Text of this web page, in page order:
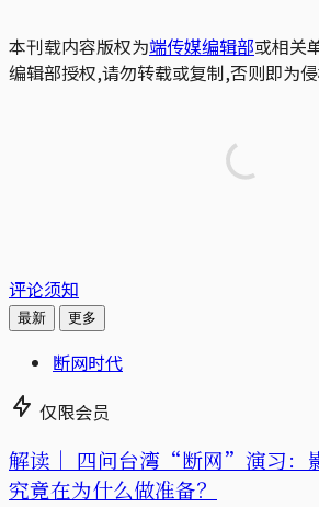
本刊载内容版权为端传媒编辑部或相关
编辑部授权,请勿转载或复制,否则即为侵
评论须知
最新 更多
断网时代
仅限会员
解读｜ 四问台湾“断网”演习：
究竟在为什么做准备？